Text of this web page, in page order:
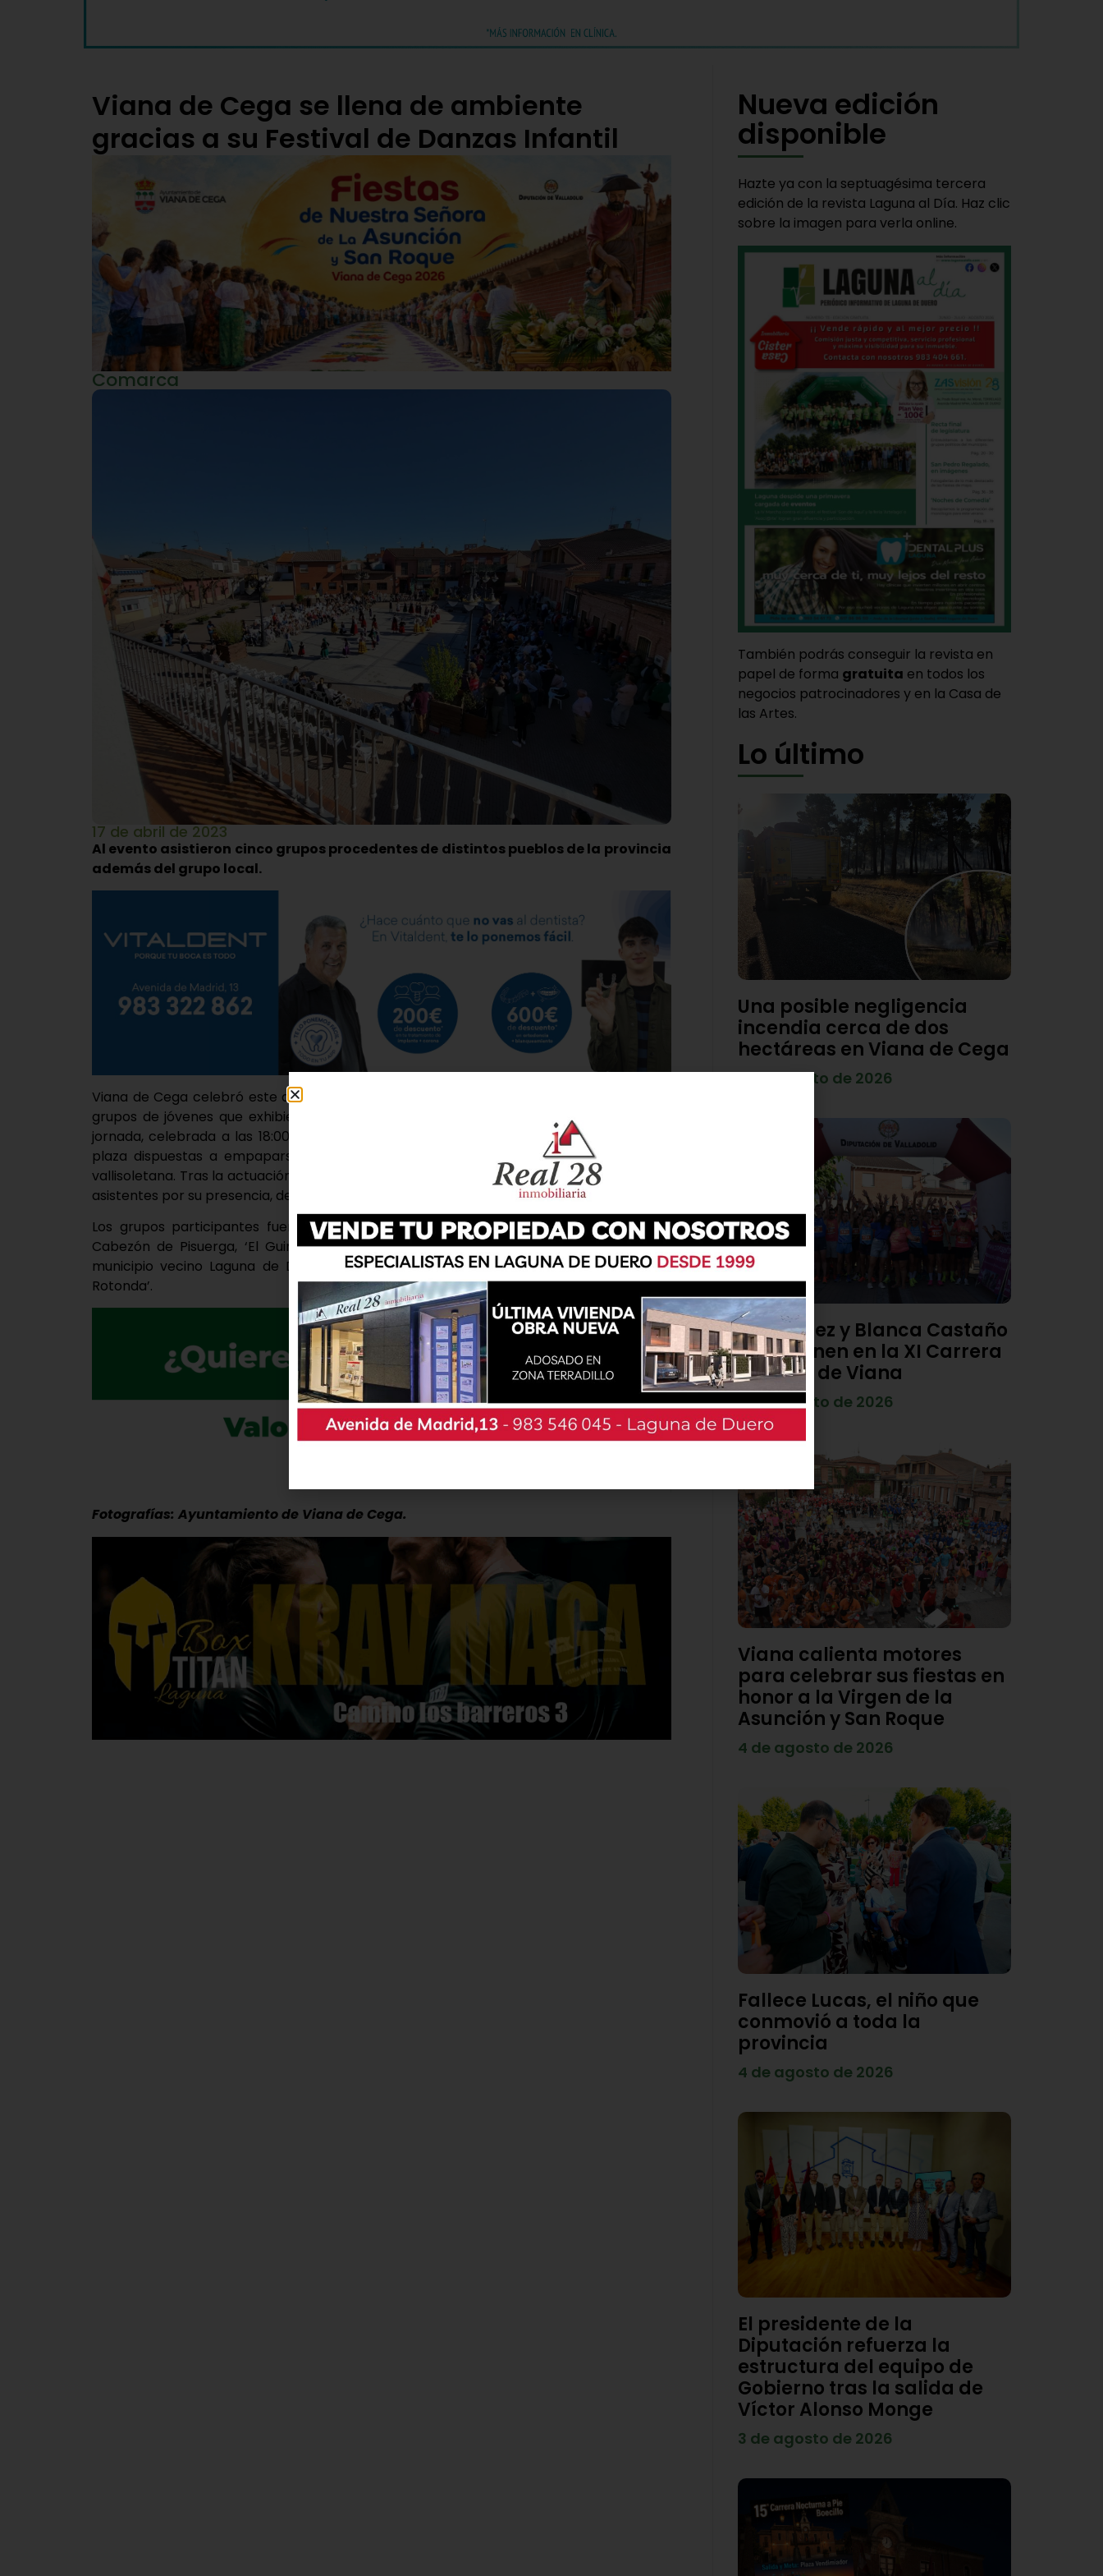
Viana de Cega se llena de ambiente
gracias a su Festival de Danzas Infantil
Comarca
17 de abril de 2023
Al evento asistieron cinco grupos procedentes de distintos pueblos de la provincia
además del grupo local.
Viana de Cega celebró este domingo el Festival de Danzas Infantil, que congregó a seis
grupos de jóvenes que exhibieron sus coreografías en la Plaza Mayor del municipio. La
jornada, celebrada a las 18:00 horas, reunió a cerca de un centenar de personas en la
plaza dispuestas a empaparse del folclore y las danzas tradicionales de la provincia
vallisoletana. Tras la actuación, el Ayuntamiento dio las gracias a los participantes y a los
asistentes por su presencia, deseando que pueda celebrarse más años.
Los grupos participantes fueron ‘Castellares’, procedentes de Zaratán, ‘Castiella’, de
Cabezón de Pisuerga, ‘El Guindo’, procedente de Renedo de Esgueva, ‘La Ermita’, del
municipio vecino Laguna de Duero, ‘Vacceos’, oriundo de Cigales y el grupo local ‘La
Rotonda’.
Fotografías: Ayuntamiento de Viana de Cega.
Nueva edición
disponible
Hazte ya con la septuagésima tercera
edición de la revista Laguna al Día. Haz clic
sobre la imagen para verla online.
También podrás conseguir la revista en
papel de forma gratuita en todos los
negocios patrocinadores y en la Casa de
las Artes.
Lo último
Una posible negligencia
incendia cerca de dos
hectáreas en Viana de Cega
7 de agosto de 2026
Diego Díez y Blanca Castaño
se imponen en la XI Carrera
Popular de Viana
4 de agosto de 2026
Viana calienta motores
para celebrar sus fiestas en
honor a la Virgen de la
Asunción y San Roque
4 de agosto de 2026
Fallece Lucas, el niño que
conmovió a toda la
provincia
4 de agosto de 2026
El presidente de la
Diputación refuerza la
estructura del equipo de
Gobierno tras la salida de
Víctor Alonso Monge
3 de agosto de 2026